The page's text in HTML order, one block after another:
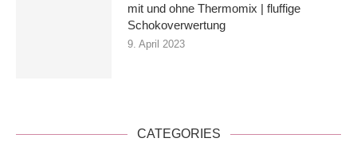
mit und ohne Thermomix | fluffige
Schokoverwertung
9. April 2023
CATEGORIES